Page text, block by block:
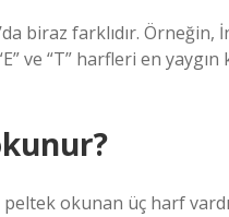
biraz farklıdır. Örneğin,
ve “T” harfleri en yaygın